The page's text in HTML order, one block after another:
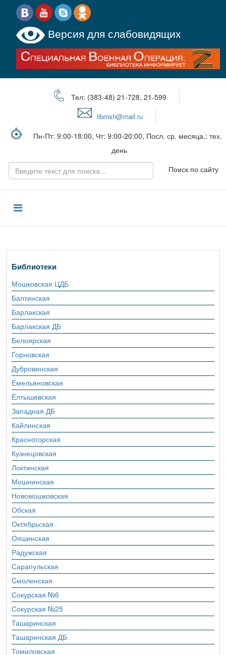
Версия для слабовидящих
Тел: (383-48) 21-728, 21-599
libmsh@mail.ru
Пн-Пт: 9:00-18:00, Чт: 9:00-20:00, Посл. ср. месяца.: тех.
день
Поиск по сайту
Библиотеки
Мошковская ЦДБ
Балтинская
Барлакская
Барлакская ДБ
Белоярская
Горновская
Дубровинская
Емельяновская
Ёлтышевская
Западная ДБ
Кайлинская
Красногорская
Кузнецовская
Локтинская
Мошнинская
Новомошковская
Обская
Октябрьская
Ояшинская
Радужская
Сарапульская
Cмоленская
Сокурская №6
Сокурская №25
Ташаринская
Ташаринская ДБ
Томиловская